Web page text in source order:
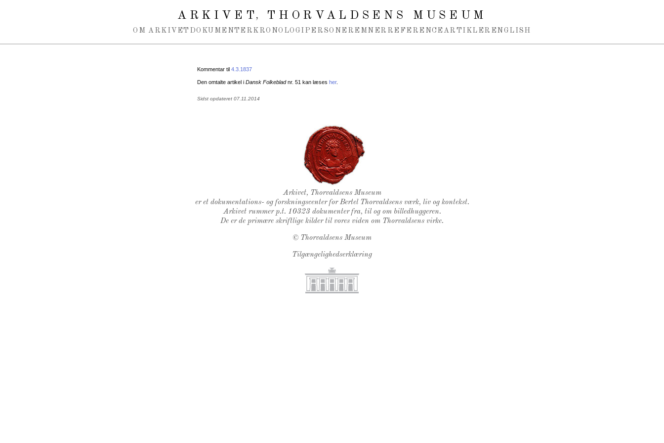
ARKIVET, THORVALDSENS MUSEUM
OM ARKIVET DOKUMENTER KRONOLOGI PERSONER EMNER REFERENCEARTIKLER ENGLISH
Kommentar til 4.3.1837
Den omtalte artikel i Dansk Folkebladnr. 51 kan læses her.
Sidst opdateret 07.11.2014
Thorvaldsens Segl
Arkivet, Thorvaldsens Museum
er et dokumentations- og forskningscenter for Bertel Thorvaldsens værk, liv og kontekst.
Arkivet rummer p.t. 10323 dokumenter fra, til og om billedhuggeren.
De er de primære skriftlige kilder til vores viden om Thorvaldsens virke.
© Thorvaldsens Museum
Tilgængelighedserklæring